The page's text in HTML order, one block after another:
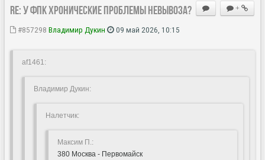
+
Re: У ФПК хронические проблемы невывоза?
#857298 Владимир Дукин 09 май 2026, 10:15
af1461:
Владимир Дукин:
Hалетчик:
Максим П.:
380 Москва - Первомайск